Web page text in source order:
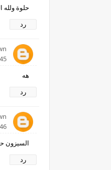
حلوة ولله
رد
هه
رد
السيزون
رد